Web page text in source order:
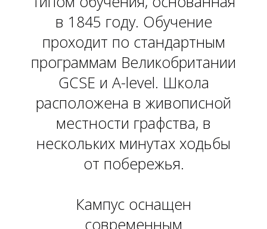
в 1845 году. Обучение
проходит по стандартным
программам Великобритании
GCSE и A-level. Школа
расположена в живописной
местности графства, в
нескольких минутах ходьбы
от побережья.
Кампус оснащен
современным